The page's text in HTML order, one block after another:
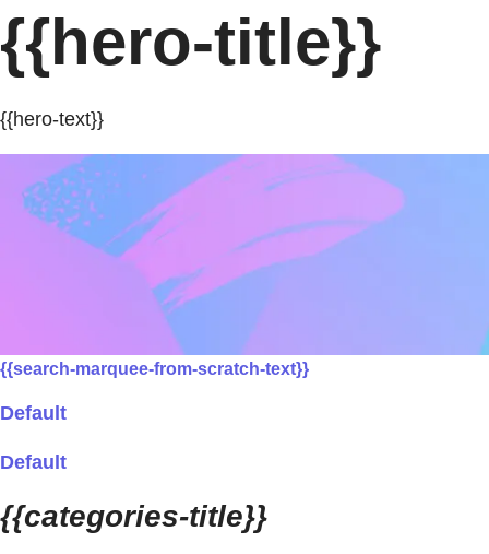
{{hero-title}}
{{hero-text}}
{{search-marquee-from-scratch-text}}
Default
Default
{{categories-title}}